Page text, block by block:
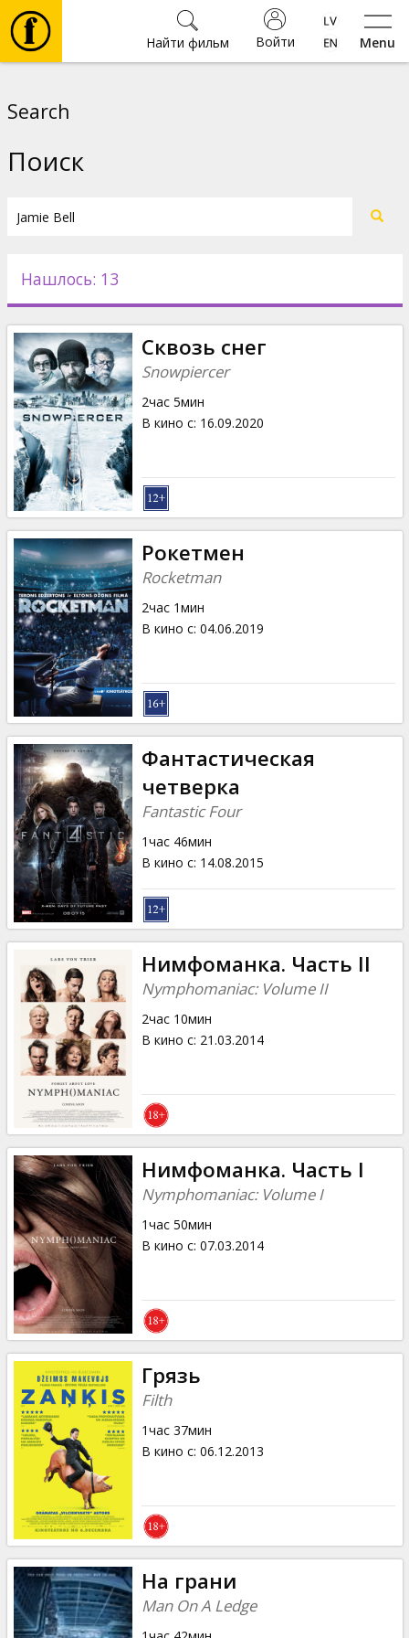
Menu
Войти
Найти фильм
Новости
Подарки
Кинозакуски
B2B
Клуб
Search
Поиск
Нашлось: 13
Сквозь снег
Snowpiercer
2час 5мин
В кино с: 16.09.2020
Рокетмен
Rocketman
2час 1мин
В кино с: 04.06.2019
Фантастическая
четверка
Fantastic Four
1час 46мин
В кино с: 14.08.2015
Нимфоманка. Часть II
Nymphomaniac: Volume II
2час 10мин
В кино с: 21.03.2014
Нимфоманка. Часть I
Nymphomaniac: Volume I
1час 50мин
В кино с: 07.03.2014
Грязь
Filth
1час 37мин
В кино с: 06.12.2013
На грани
Man On A Ledge